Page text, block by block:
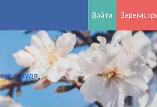
Войти
с нуля,